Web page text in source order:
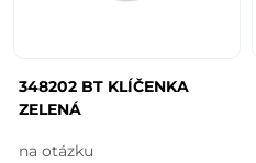
348202 BT KLÍČENKA
ZELENÁ
na otázku